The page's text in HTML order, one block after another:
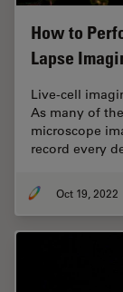
How to
Lapse
Live-cell
As many of
microscope
record every
Oct 19, 2022